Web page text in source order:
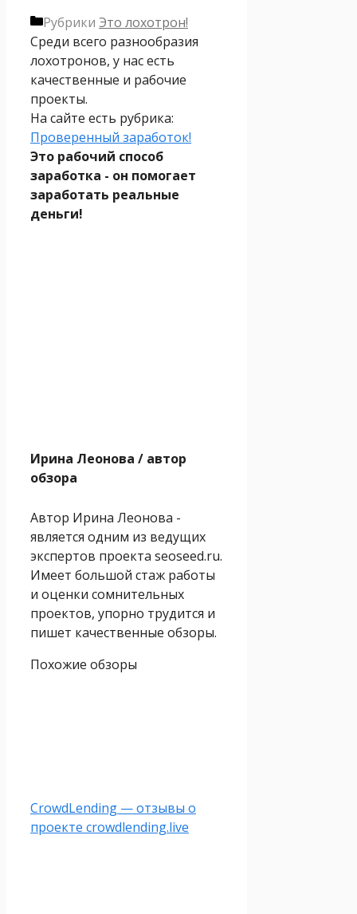
Рубрики Это лохотрон!
Среди всего разнообразия
лохотронов, у нас есть
качественные и рабочие
проекты.
На сайте есть рубрика:
Проверенный заработок!
Это рабочий способ
заработка - он помогает
заработать реальные
деньги!
Ирина Леонова / автор
обзора
Автор Ирина Леонова -
является одним из ведущих
экспертов проекта seoseed.ru.
Имеет большой стаж работы
и оценки сомнительных
проектов, упорно трудится и
пишет качественные обзоры.
Похожие обзоры
CrowdLending — отзывы о
проекте crowdlending.live